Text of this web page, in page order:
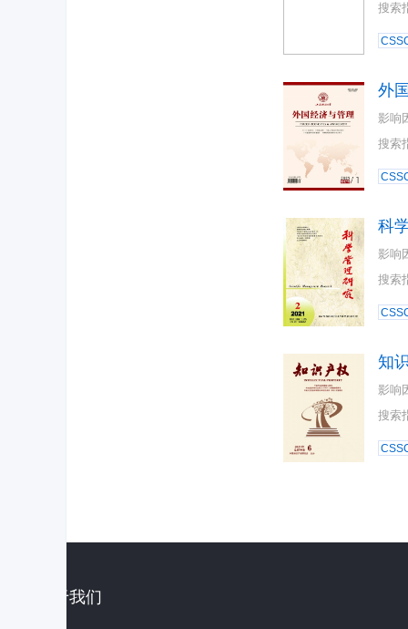
搜索
外
影响
搜索
科
影响
搜索
知
影响
搜索
关于我们